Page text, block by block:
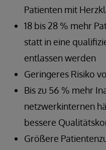
Patienten mit
18 bis 28 % mehr
statt in eine
entlassen werden
Geringeres Risiko
Bis zu 56 % mehr
netzwerkinternen
bessere
Größere